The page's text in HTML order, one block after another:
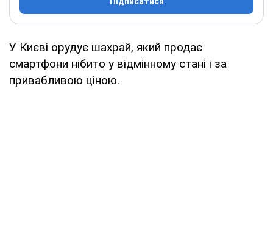
У Києві орудує шахрай, який продає
смартфони нібито у відмінному стані і за
привабливою ціною.